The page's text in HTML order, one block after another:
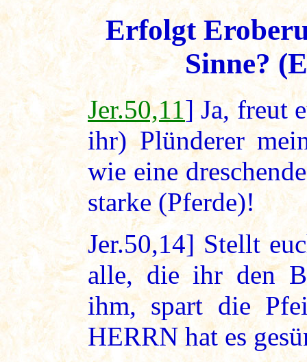
Erfolgt
Sinne?
Jer.50,11] Ja, freut
ihr) Plünderer
wie eine
starke (Pferde)!
Jer.50,14] Stellt
alle, die ihr den
ihm, spart die
HERRN hat es